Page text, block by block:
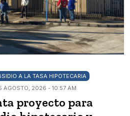
A LA TASA HIPOTECARIA
AGOSTO, 2026 - 10:57 AM
proyecto para